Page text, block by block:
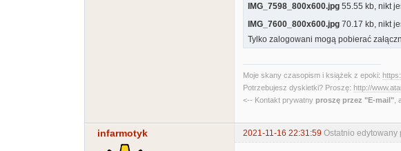
IMG_7598_800x600.jpg 55.55 kb, nikt
IMG_7600_800x600.jpg 70.17 kb, nikt
Tylko zalogowani mogą pobierać
Moje skany czasopism i książek z epoki:
Potrzebujesz dyskietki? Proszę: http://
<-- Kontakt prywatny proszę przez "E-mail" ,
infarmotyk 2021-11-16 22:31:59 Ostatnio edytowany